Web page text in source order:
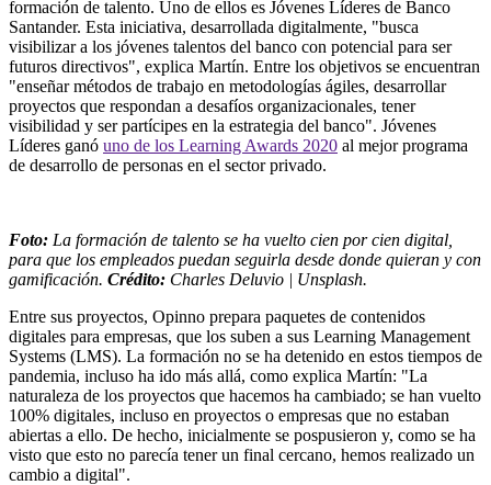
formación de talento. Uno de ellos es Jóvenes Líderes de Banco
Santander. Esta iniciativa, desarrollada digitalmente, "busca
visibilizar a los jóvenes talentos del banco con potencial para ser
futuros directivos", explica Martín. Entre los objetivos se encuentran
"enseñar métodos de trabajo en metodologías ágiles, desarrollar
proyectos que respondan a desafíos organizacionales, tener
visibilidad y ser partícipes en la estrategia del banco". Jóvenes
Líderes ganó uno de los Learning Awards 2020 al mejor programa
de desarrollo de personas en el sector privado.
Foto: La formación de talento se ha vuelto cien por cien digital,
para que los empleados puedan seguirla desde donde quieran y con
gamificación. Crédito: Charles Deluvio | Unsplash.
Entre sus proyectos, Opinno prepara paquetes de contenidos
digitales para empresas, que los suben a sus Learning Management
Systems (LMS). La formación no se ha detenido en estos tiempos de
pandemia, incluso ha ido más allá, como explica Martín: "La
naturaleza de los proyectos que hacemos ha cambiado; se han vuelto
100% digitales, incluso en proyectos o empresas que no estaban
abiertas a ello. De hecho, inicialmente se pospusieron y, como se ha
visto que esto no parecía tener un final cercano, hemos realizado un
cambio a digital".